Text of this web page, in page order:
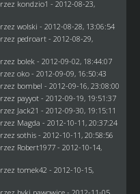
kondzio1 - 2012-08-23,
wolski - 2012-08-28, 13:06:54
pedroart- 2012-08-29,
bolek- 2012-09-02, 18:44:07
oko- 2012-09-09, 16:50:43
bombel - 2012-09-16, 23:08:00
payyot- 2012-09-19, 19:51:37
Jack21 - 2012-09-30, 19:15:11
Magda - 2012-10-11, 20:37:24
sothis- 2012-10-11, 20:58:56
Robert1977- 2012-10-14,
tomek42 - 2012-10-15,